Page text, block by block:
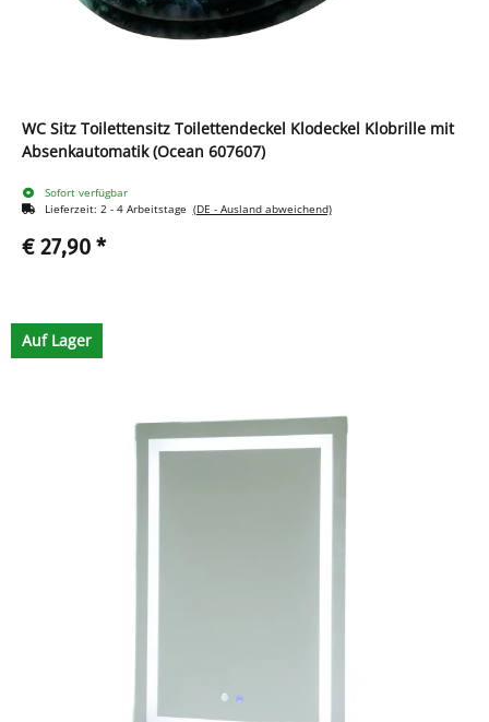
WC Sitz Toilettensitz Toilettendeckel Klodeckel Klobrille mit
Absenkautomatik (Ocean 607607)
Sofort verfügbar
Lieferzeit: 2 - 4 Arbeitstage (DE - Ausland abweichend)
€ 27,90 *
Auf Lager